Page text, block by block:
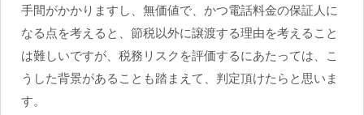
手間がかかりますし、無価値で、かつ電話料金の保証人に
なる点を考えると、節税以外に譲渡する理由を考えること
は難しいですが、税務リスクを評価するにあたっては、こ
うした背景があることも踏まえて、判定頂けたらと思いま
す。